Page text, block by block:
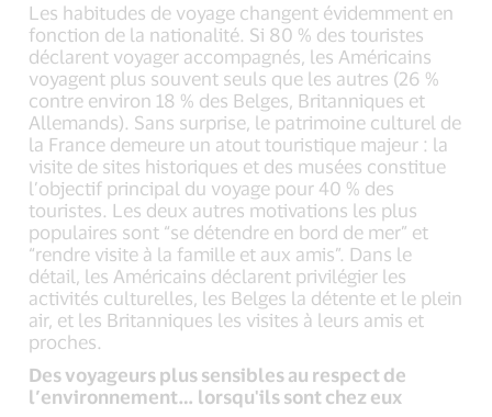
Les habitudes de voyage changent évidemment en
fonction de la nationalité. Si 80 % des touristes
déclarent voyager accompagnés, les Américains
voyagent plus souvent seuls que les autres (26 %
contre environ 18 % des Belges, Britanniques et
Allemands). Sans surprise, le patrimoine culturel de
la France demeure un atout touristique majeur : la
visite de sites historiques et des musées constitue
l’objectif principal du voyage pour 40 % des
touristes. Les deux autres motivations les plus
populaires sont “se détendre en bord de mer” et
“rendre visite à la famille et aux amis”. Dans le
détail, les Américains déclarent privilégier les
activités culturelles, les Belges la détente et le plein
air, et les Britanniques les visites à leurs amis et
proches.
Des voyageurs plus sensibles au respect de
l’environnement… lorsqu'ils sont chez eux